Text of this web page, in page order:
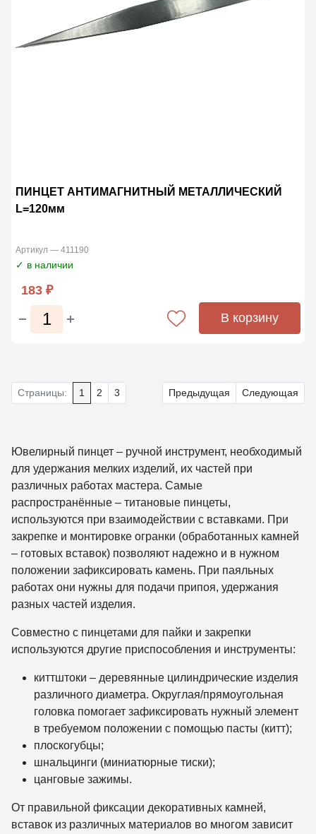
ПИНЦЕТ АНТИМАГНИТНЫЙ МЕТАЛЛИЧЕСКИЙ
L=120мм
Артикул — 411190
✓ в наличии
183 ₽
В корзину
Страницы: 1 2 3 Предыдущая Следующая
Ювелирный пинцет – ручной инструмент, необходимый
для удержания мелких изделий, их частей при
различных работах мастера. Самые
распространённые – титановые пинцеты,
используются при взаимодействии с вставками. При
закрепке и монтировке огранки (обработанных камней
– готовых вставок) позволяют надежно и в нужном
положении зафиксировать камень. При паяльных
работах они нужны для подачи припоя, удержания
разных частей изделия.
Совместно с пинцетами для пайки и закрепки
используются другие приспособления и инструменты:
киттштоки – деревянные цилиндрические изделия
различного диаметра. Округлая/прямоугольная
головка помогает зафиксировать нужный элемент
в требуемом положении с помощью пасты (китт);
плоскогубцы;
шнальцинги (миниатюрные тиски);
цанговые зажимы.
От правильной фиксации декоративных камней,
вставок из различных материалов во многом зависит